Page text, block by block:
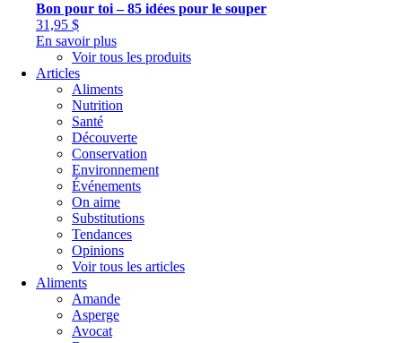
Bon pour toi – 85 idées pour le souper
31,95 $
En savoir plus
Voir tous les produits
Articles
Aliments
Nutrition
Santé
Découverte
Conservation
Environnement
Événements
On aime
Substitutions
Tendances
Opinions
Voir tous les articles
Aliments
Amande
Asperge
Avocat